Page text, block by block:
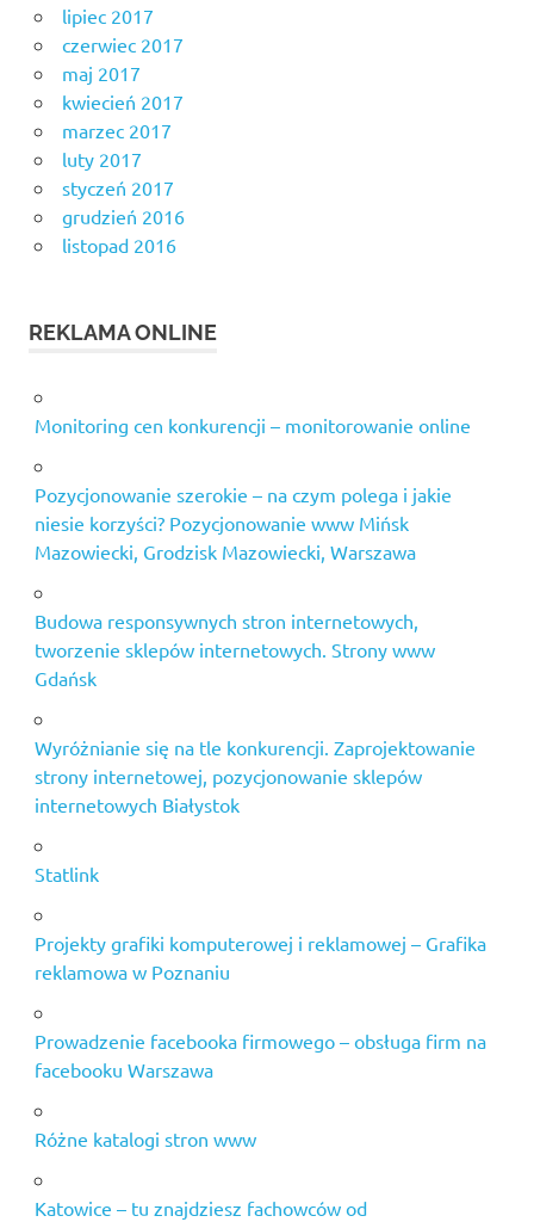
lipiec 2017
czerwiec 2017
maj 2017
kwiecień 2017
marzec 2017
luty 2017
styczeń 2017
grudzień 2016
listopad 2016
REKLAMA ONLINE
Monitoring cen konkurencji – monitorowanie online
Pozycjonowanie szerokie – na czym polega i jakie
niesie korzyści? Pozycjonowanie www Mińsk
Mazowiecki, Grodzisk Mazowiecki, Warszawa
Budowa responsywnych stron internetowych,
tworzenie sklepów internetowych. Strony www
Gdańsk
Wyróżnianie się na tle konkurencji. Zaprojektowanie
strony internetowej, pozycjonowanie sklepów
internetowych Białystok
Statlink
Projekty grafiki komputerowej i reklamowej – Grafika
reklamowa w Poznaniu
Prowadzenie facebooka firmowego – obsługa firm na
facebooku Warszawa
Różne katalogi stron www
Katowice – tu znajdziesz fachowców od